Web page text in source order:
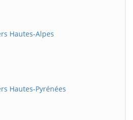
Hautes-Alpes
Hautes-Pyrénées